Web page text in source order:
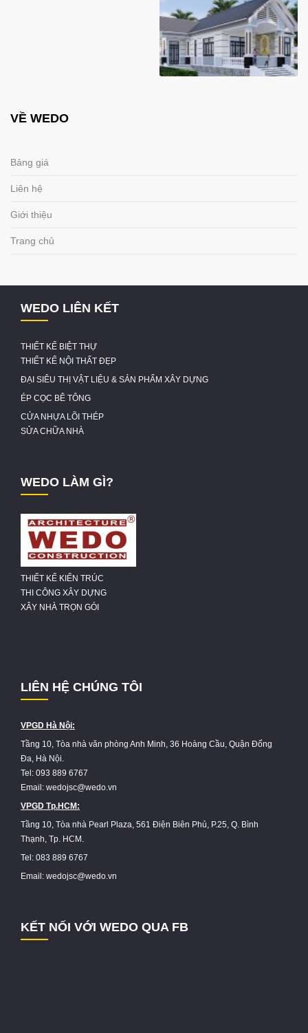
VỀ WEDO
Bảng giá
Liên hệ
Giới thiệu
Trang chủ
WEDO LIÊN KẾT
THIẾT KẾ BIỆT THỰ
THIẾT KẾ NỘI THẤT ĐẸP
ĐẠI SIÊU THỊ VẬT LIỆU & SẢN PHẨM XÂY DỰNG
ÉP CỌC BÊ TÔNG
CỬA NHỰA LÕI THÉP
SỬA CHỮA NHÀ
WEDO LÀM GÌ?
THIẾT KẾ KIẾN TRÚC
THI CÔNG XÂY DỰNG
XÂY NHÀ TRỌN GÓI
LIÊN HỆ CHÚNG TÔI
VPGD Hà Nội:
Tầng 10, Tòa nhà văn phòng Anh Minh, 36 Hoàng Cầu, Quận Đống
Đa, Hà Nội.
Tel: 093 889 6767
Email: wedojsc@wedo.vn
VPGD Tp.HCM:
Tầng 10, Tòa nhà Pearl Plaza, 561 Điện Biên Phủ, P.25, Q. Bình
Thạnh, Tp. HCM.
Tel: 083 889 6767
Email: wedojsc@wedo.vn
KẾT NỐI VỚI WEDO QUA FB